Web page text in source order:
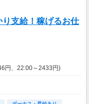
あ
お
り支給！稼げるお仕
円、22:00～2433円)